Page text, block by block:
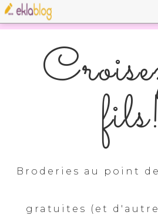
Broderies au point
gratuites (et